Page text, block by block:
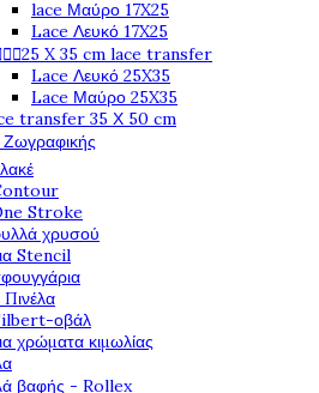
lace Μαύρο 17X25
Lace Λευκό 17X25
25 X 35 cm lace transfer
Lace Λευκό 25X35
Lace Μαύρο 25X35
transfer 35 Χ 50 cm
Stroke
χρυσού
Stencil
οβάλ
χρώματα κιμωλίας
βαφής - Rollex